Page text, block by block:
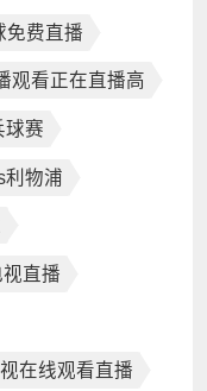
免费直播
观看正在直播高
球赛
利物浦
直播
在线观看直播